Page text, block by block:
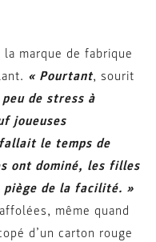
marque de fabrique
« Pourtant, sourit
de stress à
joueuses
le temps de
ont dominé, les filles
piège de la facilité. »
même quand
d’un carton rouge